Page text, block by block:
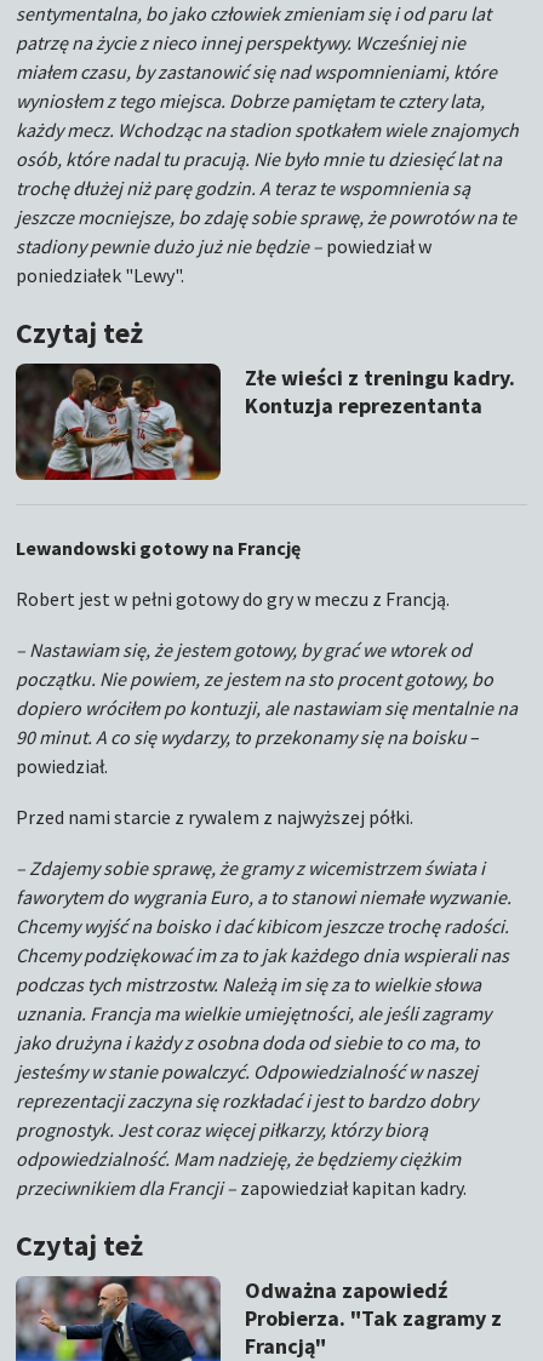
sentymentalna, bo jako człowiek zmieniam się i od paru lat
patrzę na życie z nieco innej perspektywy. Wcześniej nie
miałem czasu, by zastanowić się nad wspomnieniami, które
wyniosłem z tego miejsca. Dobrze pamiętam te cztery lata,
każdy mecz. Wchodząc na stadion spotkałem wiele znajomych
osób, które nadal tu pracują. Nie było mnie tu dziesięć lat na
trochę dłużej niż parę godzin. A teraz te wspomnienia są
jeszcze mocniejsze, bo zdaję sobie sprawę, że powrotów na te
stadiony pewnie dużo już nie będzie – powiedział w
poniedziałek "Lewy".
Czytaj też
Złe wieści z treningu kadry.
Kontuzja reprezentanta
Lewandowski gotowy na Francję
Robert jest w pełni gotowy do gry w meczu z Francją.
– Nastawiam się, że jestem gotowy, by grać we wtorek od
początku. Nie powiem, ze jestem na sto procent gotowy, bo
dopiero wróciłem po kontuzji, ale nastawiam się mentalnie na
90 minut. A co się wydarzy, to przekonamy się na boisku–
powiedział.
Przed nami starcie z rywalem z najwyższej półki.
– Zdajemy sobie sprawę, że gramy z wicemistrzem świata i
faworytem do wygrania Euro, a to stanowi niemałe wyzwanie.
Chcemy wyjść na boisko i dać kibicom jeszcze trochę radości.
Chcemy podziękować im za to jak każdego dnia wspierali nas
podczas tych mistrzostw. Należą im się za to wielkie słowa
uznania. Francja ma wielkie umiejętności, ale jeśli zagramy
jako drużyna i każdy z osobna doda od siebie to co ma, to
jesteśmy w stanie powalczyć. Odpowiedzialność w naszej
reprezentacji zaczyna się rozkładać i jest to bardzo dobry
prognostyk. Jest coraz więcej piłkarzy, którzy biorą
odpowiedzialność. Mam nadzieję, że będziemy ciężkim
przeciwnikiem dla Francji – zapowiedział kapitan kadry.
Czytaj też
Odważna zapowiedź
Probierza. "Tak zagramy z
Francją"